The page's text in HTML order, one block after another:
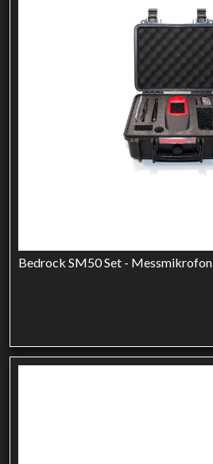
Bedrock SM50 Set - Messmikrofon